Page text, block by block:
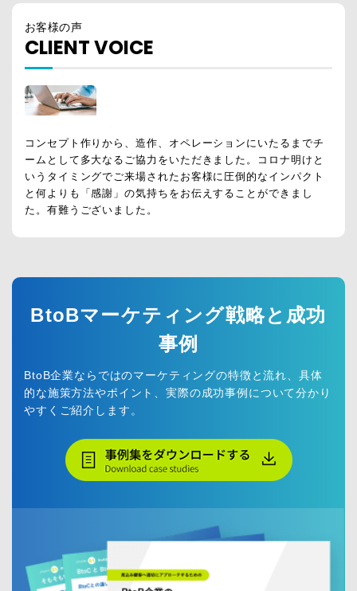
CLIENT VOICE
お客様の声
コンセプト作りから、造作、オペレーションにいたるまでチ
ームとして多大なるご協力をいただきました。コロナ明けと
いうタイミングでご来場されたお客様に圧倒的なインパクト
と何よりも「感謝」の気持ちをお伝えすることができまし
た。有難うございました。
BtoBマーケティング戦略と成功
事例
BtoB企業ならではのマーケティングの特徴と流れ、具体
的な施策方法やポイント、実際の成功事例について分かり
やすくご紹介します。